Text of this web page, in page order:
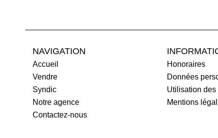
NAVIGATION
Accueil
Vendre
Syndic
Notre agence
Contactez-nous
Honoraires
Données
Utilisation des
Mentions